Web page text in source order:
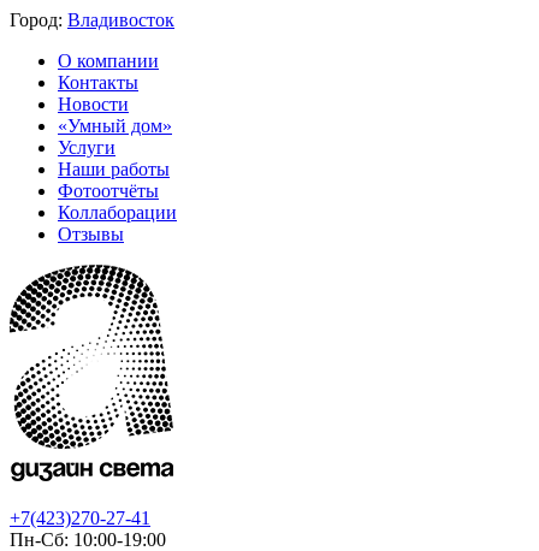
Город: Владивосток
О компании
Контакты
Новости
«Умный дом»
Услуги
Наши работы
Фотоотчёты
Коллаборации
Отзывы
+7(423)270-27-41
Пн-Сб: 10:00-19:00